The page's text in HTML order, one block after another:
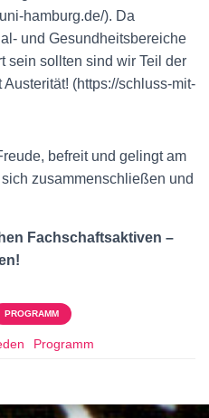
hamburg.de/). Da
und Gesundheitsbereiche
sein sollten sind wir Teil der
(https://schluss-mit-
befreit und gelingt am
zusammenschließen und
Fachschaftsaktiven –
PROGRAMM
Programm